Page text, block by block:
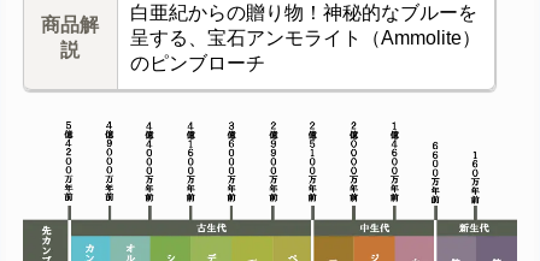
商品解
説
白亜紀からの贈り物！神秘的なブルーを
呈する、宝石アンモライト（Ammolite）
のピンブローチ